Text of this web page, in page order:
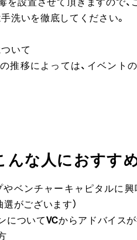
洗いを徹底してください。
いて
推移によっては、イベント
んな人におすすめ
やベンチャーキャピタルに
がございます）
についてVCからアドバイス